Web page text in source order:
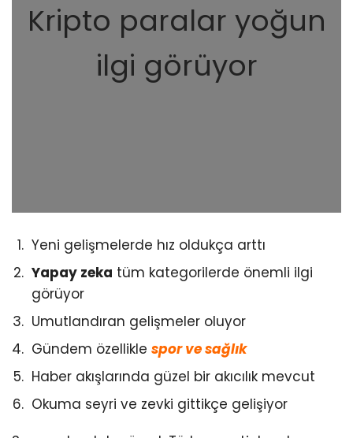
Kripto paralar yoğun
ilgi görüyor
Yeni gelişmelerde hız oldukça arttı
Yapay zeka tüm kategorilerde önemli ilgi
görüyor
Umutlandıran gelişmeler oluyor
Gündem özellikle spor ve sağlık
Haber akışlarında güzel bir akıcılık mevcut
Okuma seyri ve zevki gittikçe gelişiyor